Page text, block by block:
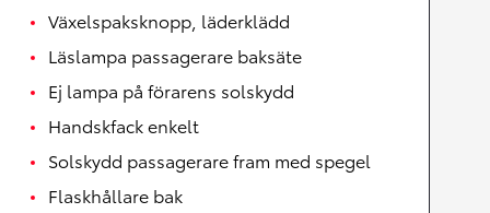
Växelspaksknopp, läderklädd
Läslampa passagerare baksäte
Ej lampa på förarens solskydd
Handskfack enkelt
Solskydd passagerare fram med spegel
Flaskhållare bak